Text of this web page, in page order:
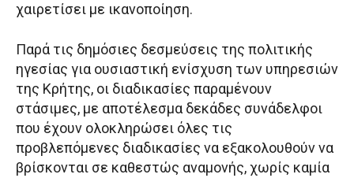
χαιρετίσει με ικανοποίηση.
Παρά τις δημόσιες δεσμεύσεις της πολιτικής
ηγεσίας για ουσιαστική ενίσχυση των υπηρεσιών
της Κρήτης, οι διαδικασίες παραμένουν
στάσιμες, με αποτέλεσμα δεκάδες συνάδελφοι
που έχουν ολοκληρώσει όλες τις
προβλεπόμενες διαδικασίες να εξακολουθούν να
βρίσκονται σε καθεστώς αναμονής, χωρίς καμία